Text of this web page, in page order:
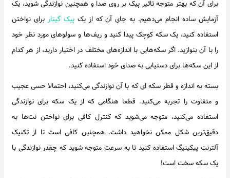
برای آن که بهتر متوجه تاثیر پیک بر روی صدا و همچنین نوازندگی شوید، یک
آزمایش ساده انجام می‌دهیم. به جای آن که از یکپیک گیتار برای نواختن
استفاده کنید، یک سکه کوچک پیدا کنید و ریف‌ها و سولوهای مورد نظر خود
را با آن بنوازید. اگر سکه‌هایی با اندازه‌های مختلف در اختیار دارید، از هر کدام
از این سکه‌ها برای دستیابی به صدای خود استفاده کنید.
بسته به اندازه و قطر سکه ای که با آن نوازندگی می‌کنید، احتمالا حسی عجیب
و متفاوت را تجربه می‌کنید. قطعا هنگامی که از یک سکه برای نوازندگی
استفاده می‌کنید، متوجه می‌شوید که کنترل کافی برای نواختن نت‌ها به
دقیق‌ترین شکل ممکن نخواهید داشت. همچنین کافی است تا از تکنیک
آلترنت پیکینیگ استفاده کنید تا به سرعت متوجه شوید که چقدر نوازندگی با
یک سکه سخت است!